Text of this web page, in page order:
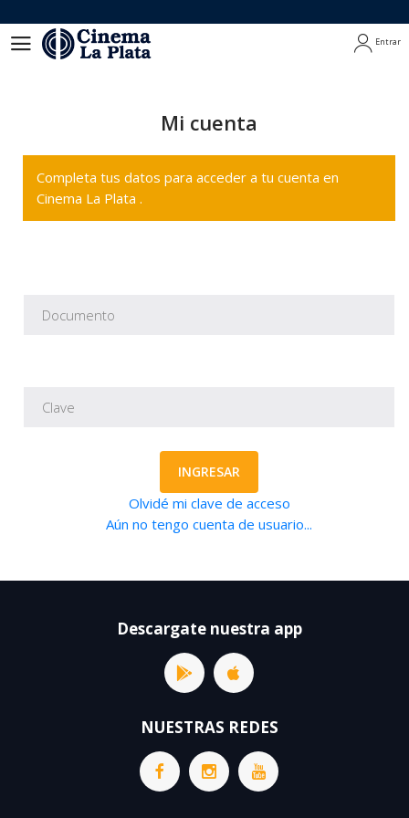
Entrar
Mi cuenta
Completa tus datos para acceder a tu cuenta en
Cinema La Plata .
INGRESAR
Olvidé mi clave de acceso
Aún no tengo cuenta de usuario...
Descargate nuestra app
NUESTRAS REDES